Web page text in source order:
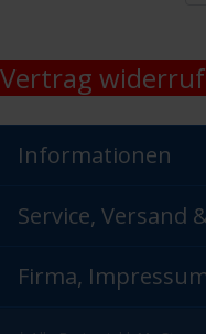
Vertrag
Informationen
Service, Versand
Firma,